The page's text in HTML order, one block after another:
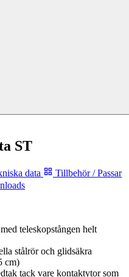
ST
data
Tillbehör / Passar
teleskopstången helt
stålrör och glidsäkra
cm)
tack vare kontaktytor som